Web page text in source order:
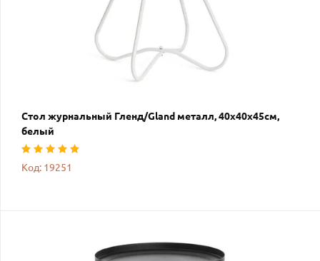
Стол журнальный Гленд/Gland металл, 40х40х45см,
белый
Код: 19251